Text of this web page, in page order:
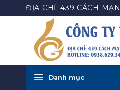
qua
ĐỊA CHỈ: 439 CÁCH
Danh mục